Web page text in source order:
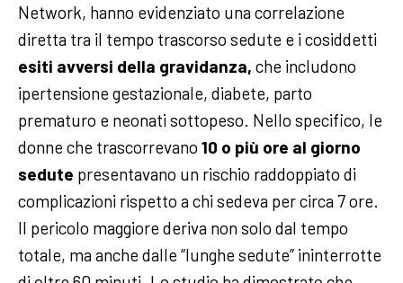
Network, hanno evidenziato una correlazione
diretta tra il tempo trascorso sedute e i cosiddetti
esiti avversi della gravidanza, che includono
ipertensione gestazionale, diabete, parto
prematuro e neonati sottopeso. Nello specifico, le
donne che trascorrevano 10 o più ore al giorno
sedute presentavano un rischio raddoppiato di
complicazioni rispetto a chi sedeva per circa 7 ore.
Il pericolo maggiore deriva non solo dal tempo
totale, ma anche dalle “lunghe sedute” ininterrotte